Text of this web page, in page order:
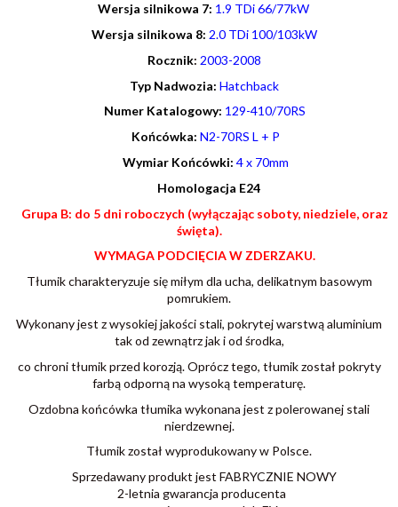
Wersja silnikowa 7: 1.9 TDi 66/77kW
Wersja silnikowa 8: 2.0 TDi 100/103kW
Rocznik: 2003-2008
Typ Nadwozia: Hatchback
Numer Katalogowy: 129-410/70RS
Końcówka: N2-70RS L + P
Wymiar Końcówki: 4 x 70mm
Homologacja E24
Grupa B: do 5 dni roboczych (wyłączając soboty, niedziele, oraz
święta).
WYMAGA PODCIĘCIA W ZDERZAKU.
Tłumik charakteryzuje się miłym dla ucha, delikatnym basowym
pomrukiem.
Wykonany jest z wysokiej jakości stali, pokrytej warstwą aluminium
tak od zewnątrz jak i od środka,
co chroni tłumik przed korozją. Oprócz tego, tłumik został pokryty
farbą odporną na wysoką temperaturę.
Ozdobna końcówka tłumika wykonana jest z polerowanej stali
nierdzewnej.
Tłumik został wyprodukowany w Polsce.
Sprzedawany produkt jest FABRYCZNIE NOWY
2-letnia gwarancja producenta